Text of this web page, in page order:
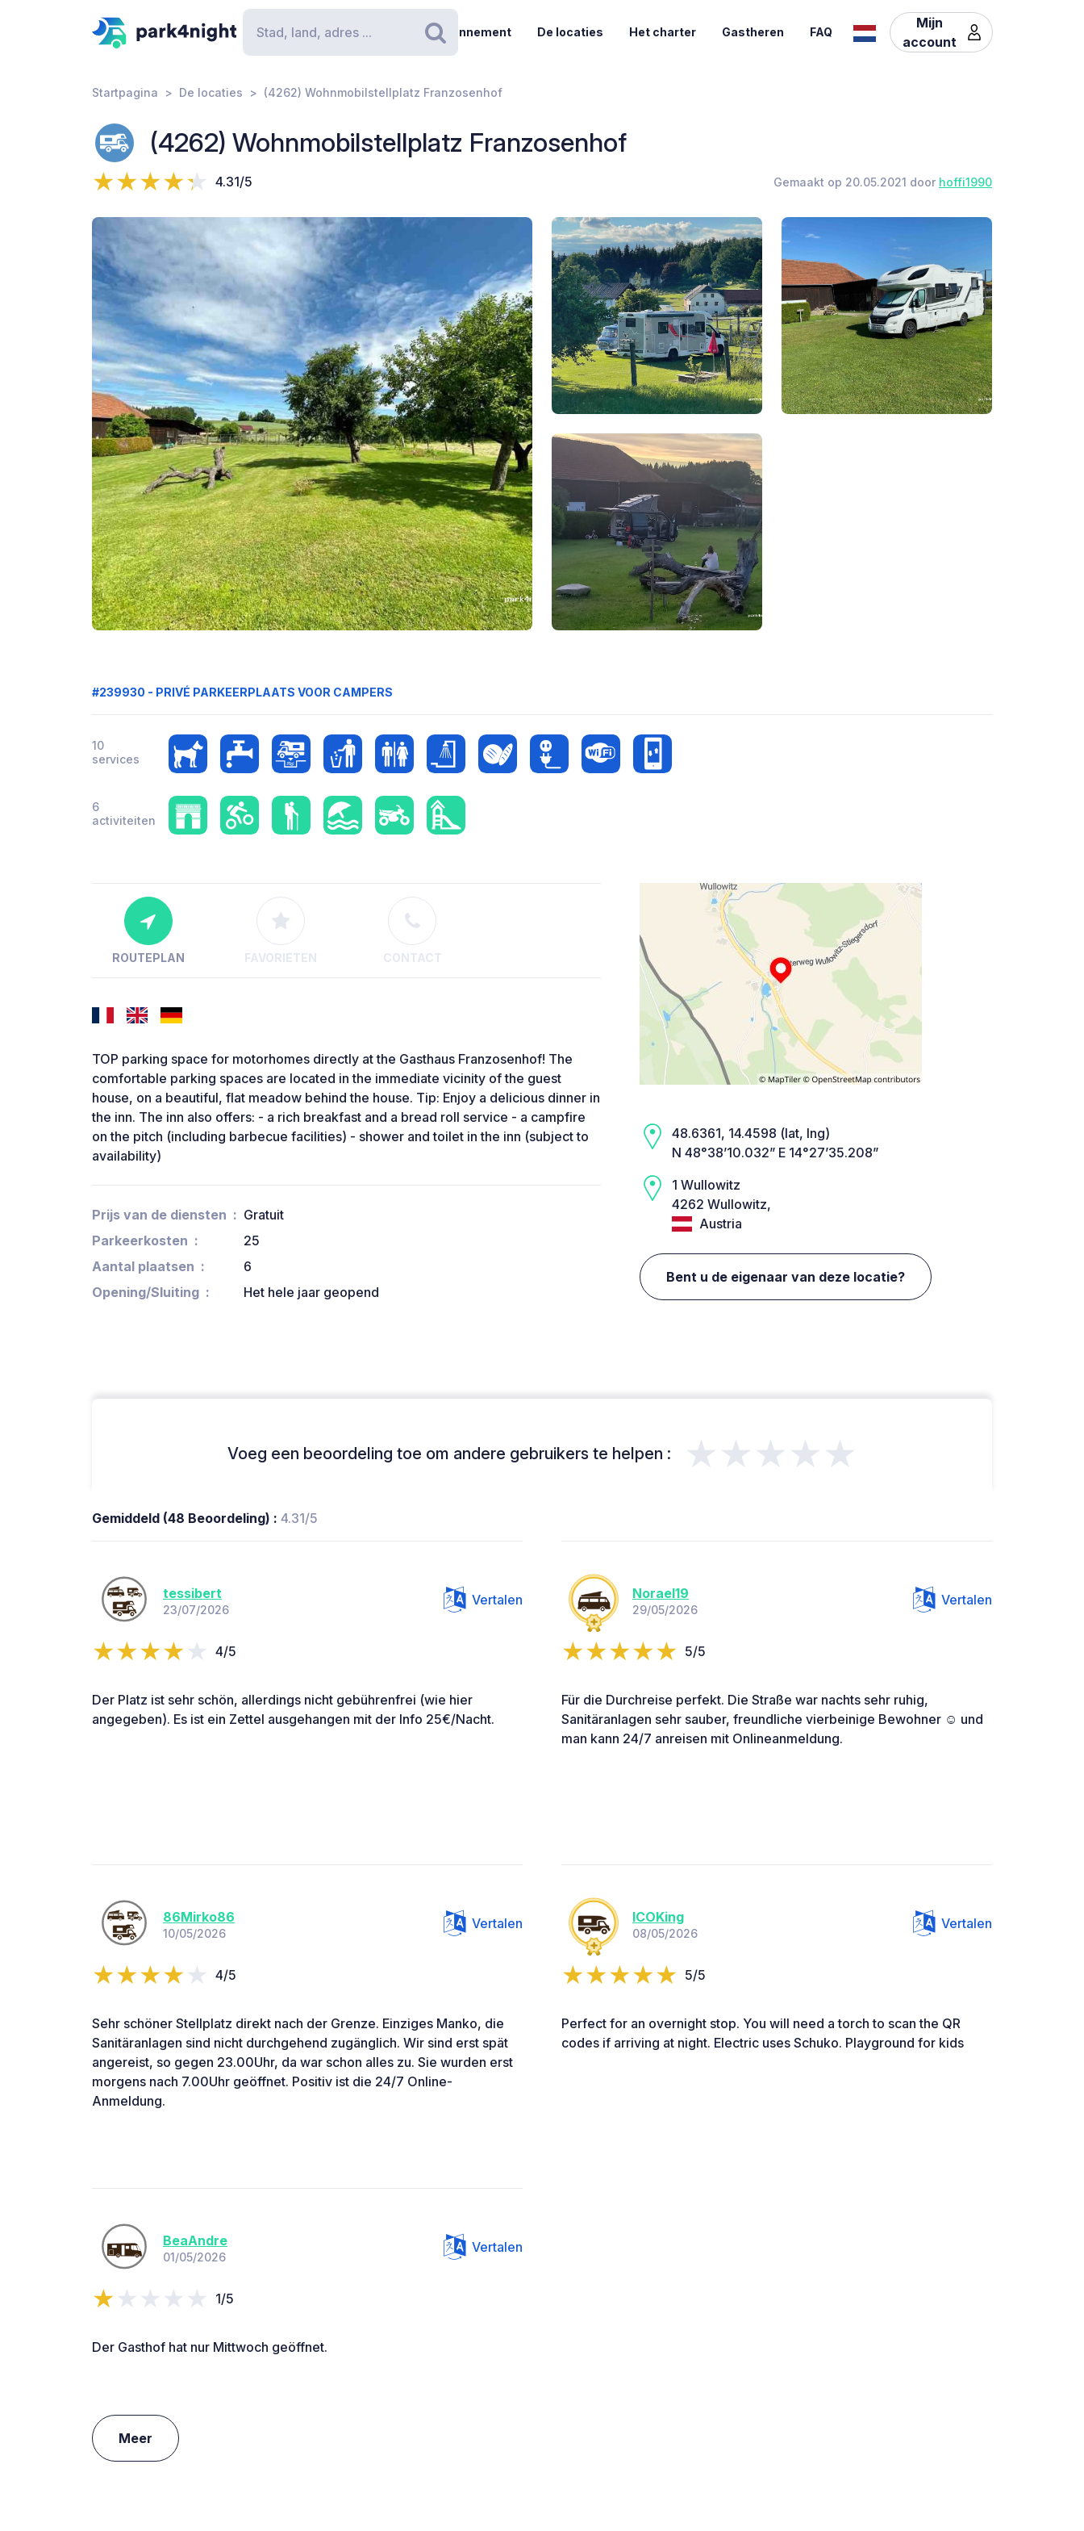
Zoeken
Abonnement De locaties Het charter Gastheren FAQ
Mijn
account
Startpagina De locaties (4262) Wohnmobilstellplatz Franzosenhof
(4262) Wohnmobilstellplatz Franzosenhof
4.31/5 Gemaakt op 20.05.2021 door hoffi1990
#239930 - PRIVÉ PARKEERPLAATS VOOR CAMPERS
10
services
6
activiteiten
ROUTEPLAN FAVORIETEN CONTACT
TOP parking space for motorhomes directly at the Gasthaus Franzosenhof! The
comfortable parking spaces are located in the immediate vicinity of the guest
house, on a beautiful, flat meadow behind the house. Tip: Enjoy a delicious dinner in
the inn. The inn also offers: - a rich breakfast and a bread roll service - a campfire
on the pitch (including barbecue facilities) - shower and toilet in the inn (subject to
availability)
Prijs van de diensten
Gratuit
Parkeerkosten
25
Aantal plaatsen
6
Opening/Sluiting
Het hele jaar geopend
48.6361, 14.4598 (lat, lng)
N 48°38’10.032” E 14°27’35.208”
1 Wullowitz
4262 Wullowitz,
Austria
Bent u de eigenaar van deze locatie?
Voeg een beoordeling toe om andere gebruikers te helpen : ★★★★★
Gemiddeld (48 Beoordeling) : 4.31/5
tessibert
23/07/2026
Vertalen
4/5
Der Platz ist sehr schön, allerdings nicht gebührenfrei (wie hier
angegeben). Es ist ein Zettel ausgehangen mit der Info 25€/Nacht.
Norael19
29/05/2026
Vertalen
5/5
Für die Durchreise perfekt. Die Straße war nachts sehr ruhig,
Sanitäranlagen sehr sauber, freundliche vierbeinige Bewohner ☺️ und
man kann 24/7 anreisen mit Onlineanmeldung.
86Mirko86
10/05/2026
Vertalen
4/5
Sehr schöner Stellplatz direkt nach der Grenze. Einziges Manko, die
Sanitäranlagen sind nicht durchgehend zugänglich. Wir sind erst spät
angereist, so gegen 23.00Uhr, da war schon alles zu. Sie wurden erst
morgens nach 7.00Uhr geöffnet. Positiv ist die 24/7 Online-
Anmeldung.
ICOKing
08/05/2026
Vertalen
5/5
Perfect for an overnight stop. You will need a torch to scan the QR
codes if arriving at night. Electric uses Schuko. Playground for kids
BeaAndre
01/05/2026
Vertalen
1/5
Der Gasthof hat nur Mittwoch geöffnet.
Meer